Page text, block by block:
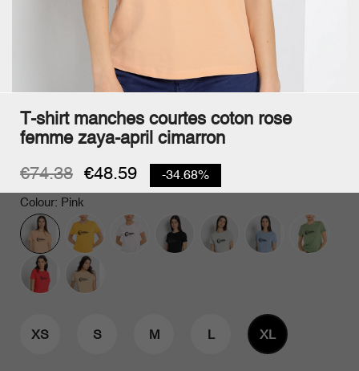
T-shirt manches courtes coton rose
femme zaya-april cimarron
€74.38 €48.59 -34.68%
Colour: Pink
XS S M L XL